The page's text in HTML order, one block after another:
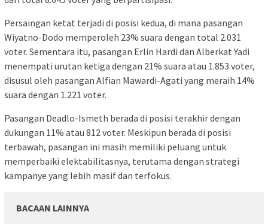
Persaingan ketat terjadi di posisi kedua, di mana pasangan
Wiyatno-Dodo memperoleh 23% suara dengan total 2.031
voter. Sementara itu, pasangan Erlin Hardi dan Alberkat Yadi
menempati urutan ketiga dengan 21% suara atau 1.853 voter,
disusul oleh pasangan Alfian Mawardi-Agati yang meraih 14%
suara dengan 1.221 voter.
Pasangan Deadlo-Ismeth berada di posisi terakhir dengan
dukungan 11% atau 812 voter. Meskipun berada di posisi
terbawah, pasangan ini masih memiliki peluang untuk
memperbaiki elektabilitasnya, terutama dengan strategi
kampanye yang lebih masif dan terfokus.
BACAAN LAINNYA